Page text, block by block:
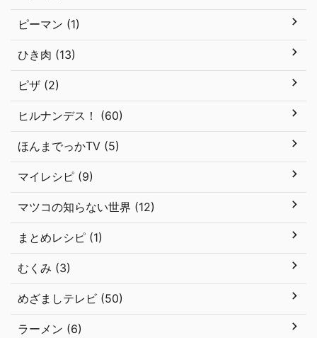
ピーマン (1)
ひき肉 (13)
ピザ (2)
ヒルナンデス！ (60)
ほんまでっかTV (5)
マイレシピ (9)
マツコの知らない世界 (12)
まとめレシピ (1)
むくみ (3)
めざましテレビ (50)
ラーメン (6)